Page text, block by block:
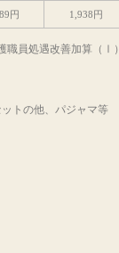
円 1,938円
員処遇改善加算（Ⅰ）
トの他、パジャマ等